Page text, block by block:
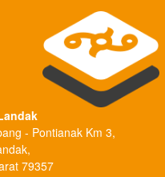
- Pontianak Km 3,
79357